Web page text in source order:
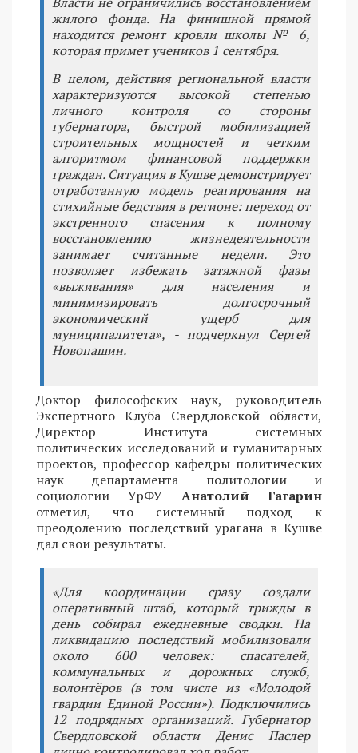
жилого фонда. На финишной прямой
находится ремонт кровли школы № 6,
которая примет учеников 1 сентября.
В целом, действия региональной власти
характеризуются высокой степенью
личного контроля со стороны
губернатора, быстрой мобилизацией
строительных мощностей и четким
алгоритмом финансовой поддержки
граждан. Ситуация в Кушве демонстрирует
отработанную модель реагирования на
стихийные бедствия в регионе: переход от
экстренного спасения к полному
восстановлению жизнедеятельности
занимает считанные недели. Это
позволяет избежать затяжной фазы
«выживания» для населения и
минимизировать долгосрочный
экономический ущерб для
муниципалитета», - подчеркнул Сергей
Новопашин.
Доктор философских наук, руководитель
Экспертного Клуба Свердловской области,
Директор Института системных
политических исследований и гуманитарных
проектов, профессор кафедры политических
наук департамента политологии и
социологии УрФУ Анатолий Гагарин
отметил, что системный подход к
преодолению последствий урагана в Кушве
дал свои результаты.
«Для координации сразу создали
оперативный штаб, который трижды в
день собирал ежедневные сводки. На
ликвидацию последствий мобилизовали
около 600 человек: спасателей,
коммунальных и дорожных служб,
волонтёров (в том числе из «Молодой
гвардии Единой России»). Подключились
12 подрядных организаций. Губернатор
Свердловской области Денис Паслер